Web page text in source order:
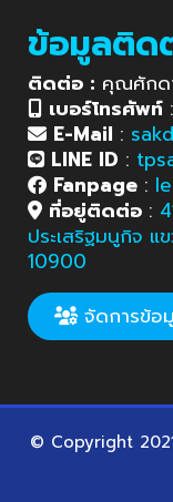
ข้อมูลติด
ติดต่อ : คุณศักด
เบอร์โทรศัพท์ :
E-Mail :
LINE ID :
Fanpage :
ที่อยู่ติดต่อ :
ประเสริฐมนูกิจ แ
10900
จัดการข้อ
© Copyright